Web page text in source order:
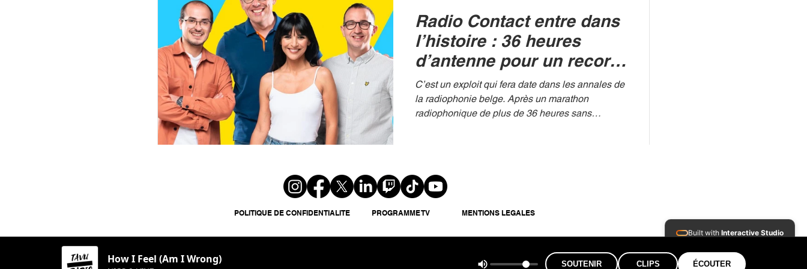
mesures d'audience pl
Radio Contact entre dans
l’histoire : 36 heures
d’antenne pour un record
phénoménal
C’est un exploit qui fera date dans les annales de
la radiophonie belge. Après un marathon
radiophonique de plus de 36 heures sans
fatigue et de la créativité, les animateurs du «
Good Morning » ont tenu les auditeurs en haleine
tout au long de ce défi titanesque. Entre fous rires,
MENTIONS LEGALES
POLITIQUE DE CONFIDENTIALITE PROGRAMME TV
How I Feel (Am I Wrong) SOUTENIR CLIPS ÉCOUTER
Built with Interactive Studio
Installed Apps:
• Aura Suite